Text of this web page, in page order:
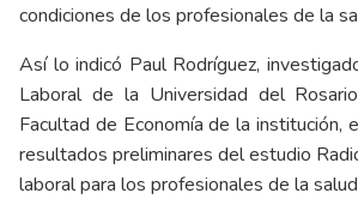
condiciones de los profesionales de la
Así lo indicó Paul Rodríguez,
Laboral de la Universidad del
Facultad de Economía de la institución,
resultados preliminares del estudio
laboral para los profesionales de la